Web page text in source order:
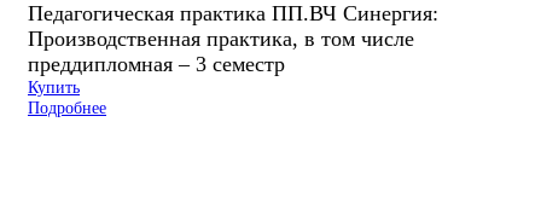
Педагогическая практика ПП.ВЧ Синергия:
Производственная практика, в том числе
преддипломная – 3 семестр
Купить
Подробнее